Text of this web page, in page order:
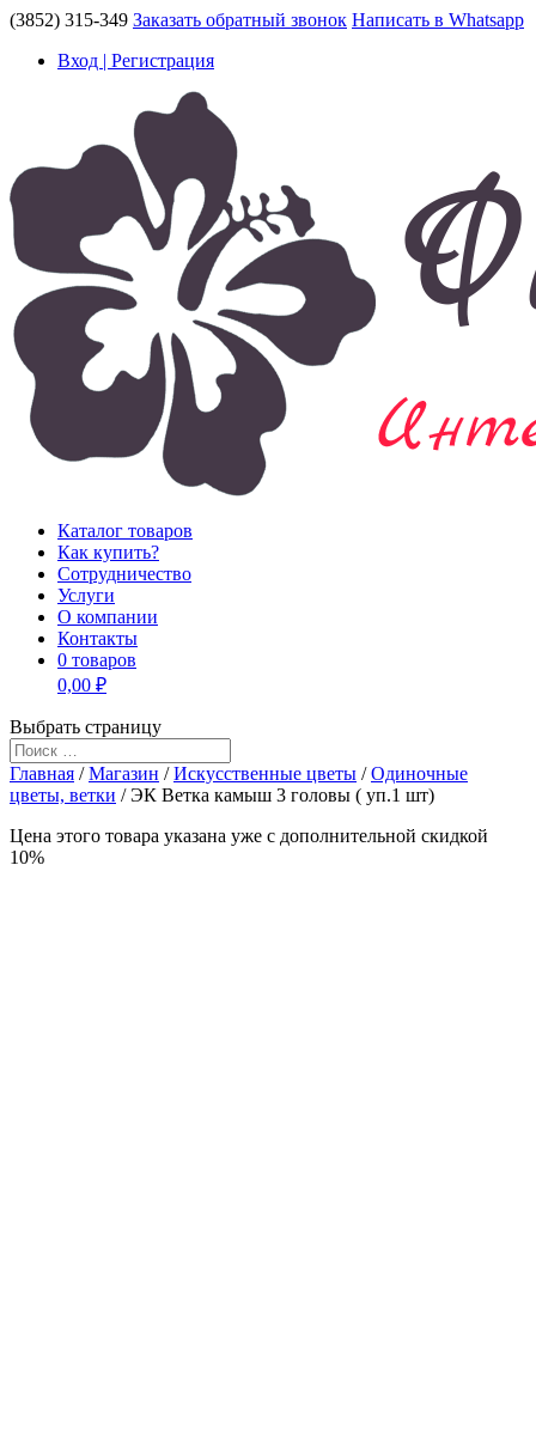
(3852) 315-349 Заказать обратный звонок Написать в Whatsapp
Вход | Регистрация
Каталог товаров
Как купить?
Сотрудничество
Услуги
О компании
Контакты
0 товаров
0,00 ₽
Выбрать страницу
Главная /Магазин /Искусственные цветы /Одиночные
цветы, ветки / ЭК Ветка камыш 3 головы ( уп.1 шт)
Цена этого товара указана уже c дополнительной скидкой
10%